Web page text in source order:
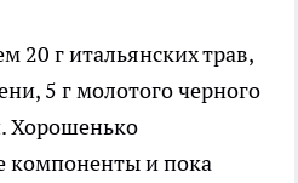
20 г итальянских трав,
5 г молотого черного
Хорошенько
компоненты и пока